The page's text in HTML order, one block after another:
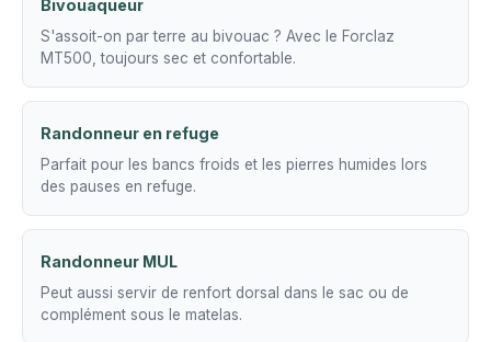
Bivouaqueur
S'assoit-on par terre au bivouac ? Avec le Forclaz
MT500, toujours sec et confortable.
Randonneur en refuge
Parfait pour les bancs froids et les pierres humides lors
des pauses en refuge.
Randonneur MUL
Peut aussi servir de renfort dorsal dans le sac ou de
complément sous le matelas.